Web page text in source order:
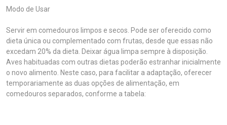
Modo de Usar
Servir em comedouros limpos e secos. Pode ser oferecido como
dieta única ou complementado com frutas, desde que essas não
excedam 20% da dieta. Deixar água limpa sempre à disposição.
Aves habituadas com outras dietas poderão estranhar inicialmente
o novo alimento. Neste caso, para facilitar a adaptação, oferecer
temporariamente as duas opções de alimentação, em
comedouros separados, conforme a tabela: